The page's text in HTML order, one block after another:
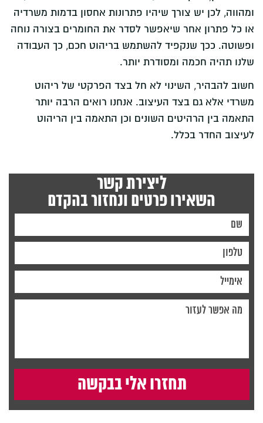
ומהווה, לכן יש צורך שיהיו פתרונות אחסון בדמות משרדיה
או כל פתרון אחר שיאפשר לסדר את החומרים בצורה נוחה
ופשוטה. ככך שנקפיד להשתמש בריהוט חכם, כך העבודה
שלנו תהיה חכמה ומסודרת יותר.
חשוב להבהיר, השינוי לא חל בצד הפרקטי של ריהוט
משרדי אלא גם בצד העיצוב. אנחנו רואים הרבה יותר
התאמה בין הרהיטים השונים וכן התאמה בין הריהוט
לעיצוב החדר בכלל.
ליצירת קשר
השאירו פרטים ונחזור בהקדם